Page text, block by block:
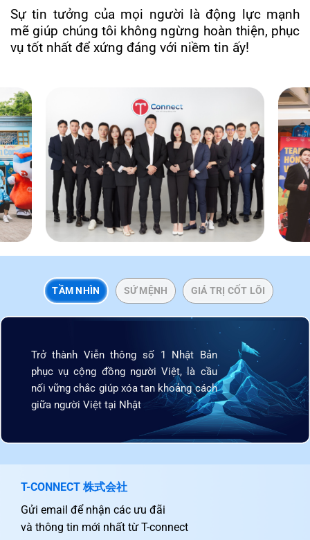
Sự tin tưởng của mọi người là động lực mạnh
mẽ giúp chúng tôi không ngừng hoàn thiện, phục
vụ tốt nhất để xứng đáng với niềm tin ấy!
TẦM NHÌN SỨ MỆNH GIÁ TRỊ CỐT LÕI
Trở thành Viễn thông số 1 Nhật Bản
phục vụ cộng đồng người Việt, là cầu
nối vững chắc giúp xóa tan khoảng cách
giữa người Việt tại Nhật
T-CONNECT 株式会社
Gửi email để nhận các ưu đãi
và thông tin mới nhất từ T-connect